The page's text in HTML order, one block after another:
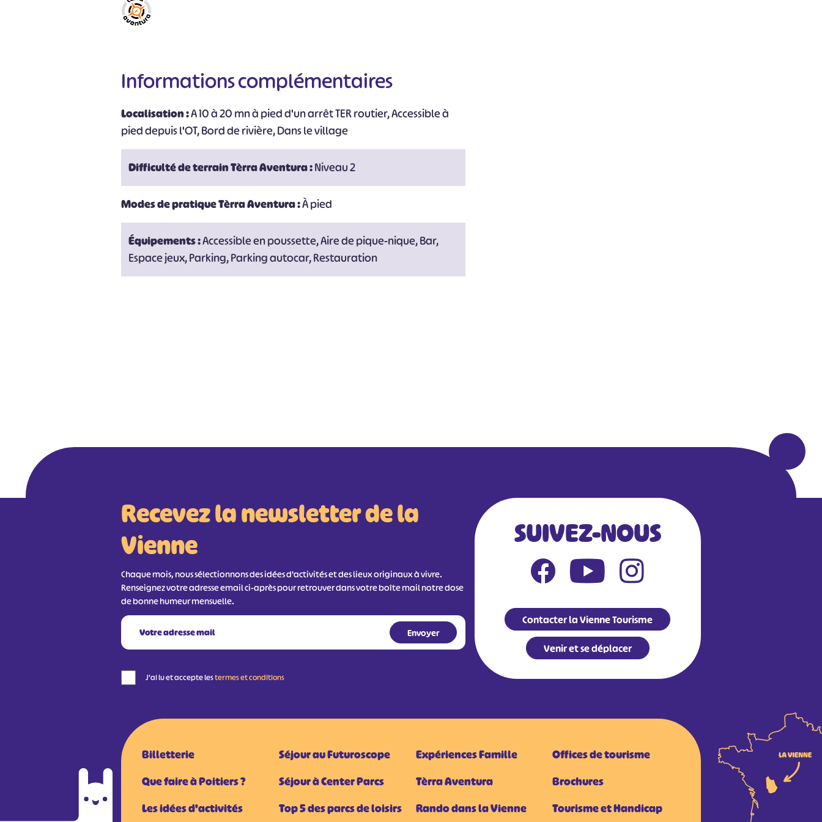
Informations complémentaires
Localisation :A 10 à 20 mn à pied d'un arrêt TER routier, Accessible à
pied depuis l'OT, Bord de rivière, Dans le village
Difficulté de terrain Tèrra Aventura :Niveau 2
Modes de pratique Tèrra Aventura :À pied
Équipements :Accessible en poussette, Aire de pique-nique, Bar,
Espace jeux, Parking, Parking autocar, Restauration
Recevez la newsletter de la
Vienne
Chaque mois, nous sélectionnons des idées d'activités et des lieux originaux à vivre.
Renseignez votre adresse email ci-après pour retrouver dans votre boîte mail notre dose
de bonne humeur mensuelle.
J'ai lu et accepte lestermes et conditions
SUIVEZ-NOUS
Contacter la Vienne Tourisme
Venir et se déplacer
Billetterie
Que faire à Poitiers ?
Les idées d'activités
Séjour au Futuroscope
Séjour à Center Parcs
Top 5 des parcs de loisirs
Expériences Famille
Tèrra Aventura
Rando dans la Vienne
Offices de tourisme
Brochures
Tourisme et Handicap